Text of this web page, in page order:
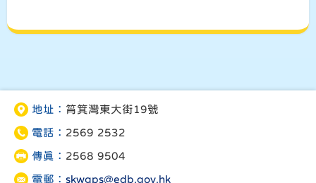
地址： 筲箕灣東大街19號
電話： 2569 2532
傳真： 2568 9504
電郵： skwgps@edb.gov.hk